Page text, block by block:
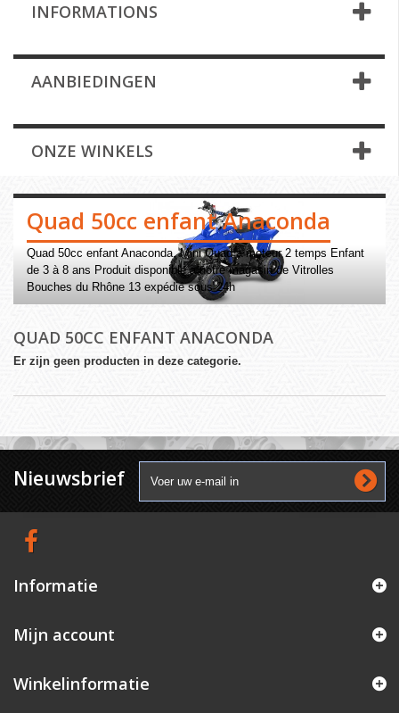
INFORMATIONS
AANBIEDINGEN
ONZE WINKELS
Quad 50cc enfant Anaconda
Quad 50cc enfant Anaconda. Mini Quad à moteur 2 temps Enfant
de 3 à 8 ans Produit disponible à notre magasin de Vitrolles
Bouches du Rhône 13 expédié sous 24h
QUAD 50CC ENFANT ANACONDA
Er zijn geen producten in deze categorie.
Nieuwsbrief
Informatie
Mijn account
Winkelinformatie